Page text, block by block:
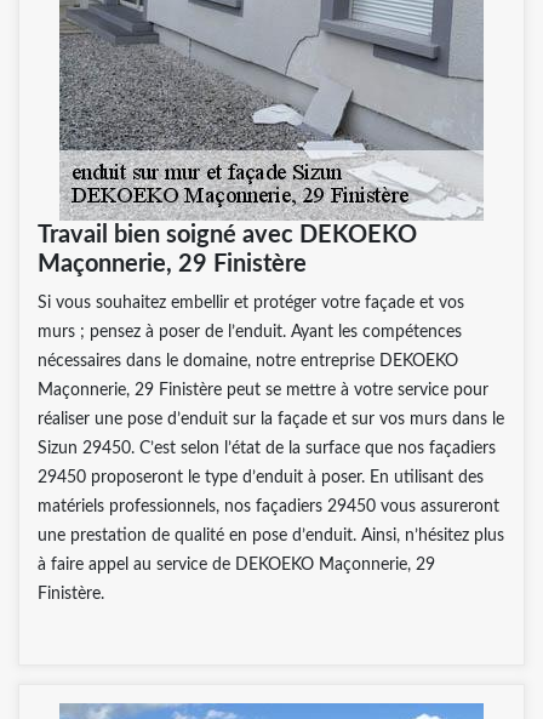
Travail bien soigné avec DEKOEKO
Maçonnerie, 29 Finistère
Si vous souhaitez embellir et protéger votre façade et vos
murs ; pensez à poser de l’enduit. Ayant les compétences
nécessaires dans le domaine, notre entreprise DEKOEKO
Maçonnerie, 29 Finistère peut se mettre à votre service pour
réaliser une pose d’enduit sur la façade et sur vos murs dans le
Sizun 29450. C’est selon l’état de la surface que nos façadiers
29450 proposeront le type d’enduit à poser. En utilisant des
matériels professionnels, nos façadiers 29450 vous assureront
une prestation de qualité en pose d’enduit. Ainsi, n’hésitez plus
à faire appel au service de DEKOEKO Maçonnerie, 29
Finistère.